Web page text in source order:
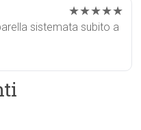
★★★★★
sistemata subito a